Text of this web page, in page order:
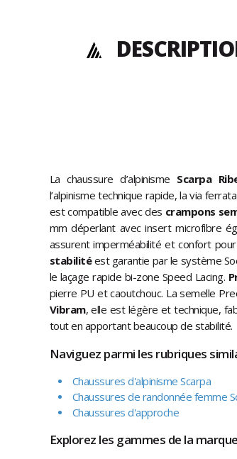
La chaussure d’alpinisme Scarpa
l’alpinisme technique rapide, la via
est compatible avec des crampons
mm déperlant avec insert microfibre
assurent imperméabilité et confort
stabilitéest garantie par le système
le laçage rapide bi-zone Speed Lacing.
pierre PU et caoutchouc. La semelle
Vibram, elle est légère et technique,
tout en apportant beaucoup de stabilité.
Naviguez parmi les rubriques
Chaussures d'alpinisme Scarpa
Chaussures de randonnée femme
Chaussures d'approche
Explorez les gammes de la